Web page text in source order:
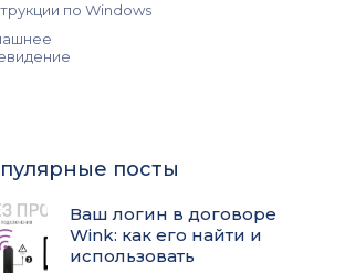
по Windows
посты
Ваш логин в договоре
Wink: как его найти и
использовать